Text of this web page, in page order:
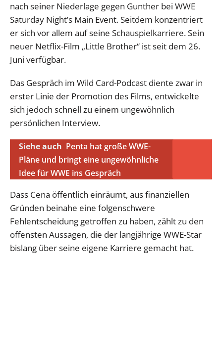
nach seiner Niederlage gegen Gunther bei WWE
Saturday Night’s Main Event. Seitdem konzentriert
er sich vor allem auf seine Schauspielkarriere. Sein
neuer Netflix-Film „Little Brother“ ist seit dem 26.
Juni verfügbar.
Das Gespräch im Wild Card-Podcast diente zwar in
erster Linie der Promotion des Films, entwickelte
sich jedoch schnell zu einem ungewöhnlich
persönlichen Interview.
Siehe auch Penta hat große WWE-
Pläne und bringt eine ungewöhnliche
Idee für WWE ins Gespräch
Dass Cena öffentlich einräumt, aus finanziellen
Gründen beinahe eine folgenschwere
Fehlentscheidung getroffen zu haben, zählt zu den
offensten Aussagen, die der langjährige WWE-Star
bislang über seine eigene Karriere gemacht hat.